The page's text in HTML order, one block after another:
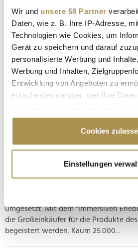
Wir und unsere 58 Partner
Daten, wie z. B. Ihre IP-Adresse,
Technologien wie Cookies, um
Gerät zu speichern und darauf
personalisierte Werbung und
Werbung und Inhalten,
Entwicklung von Angeboten zu
entscheiden darüber, wer Ihre
Cookie-Erklärung oder durch
Trigger Symbol ändern oder
Informationen über Ihre
erfassen, welche bis auf einige
bestimmten Merkmalen
Erfahren Sie mehr darüber, wie Ihre
Cookies
Einstellungen
adidas wird 75: Meilensteine
NEWS | 18.08.2024
Ein Dreivierteljahrhundert ist es
beschaulichen Herzogenaurach
Geburtstag erinnern wir uns an
Run DMC oder Y3 und werfen einen
Zukunft der Marke mit den...
Neuer Showroom: Wie Adidas
Ein Team der auf Marken- und
umgesetzt. Mit dem "immersiven
die Großeinkäufer für die Produkte
begeistert werden. Kaum 25.000...